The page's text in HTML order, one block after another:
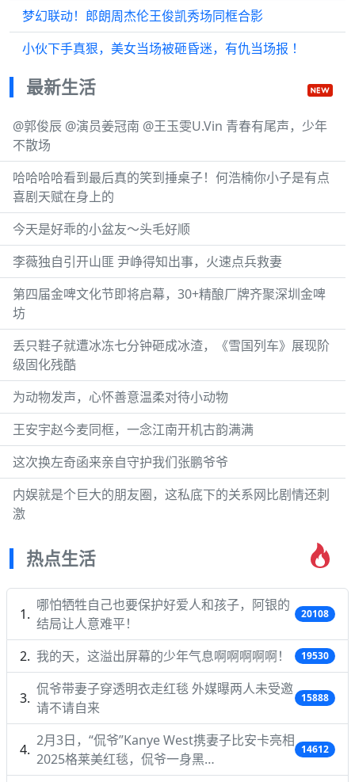
梦幻联动！郎朗周杰伦王俊凯秀场同框合影
小伙下手真狠，美女当场被砸昏迷，有仇当场报 ！
最新生活
@郭俊辰 @演员姜冠南 @王玉雯U.Vin 青春有尾声，少年
不散场
哈哈哈哈看到最后真的笑到捶桌子！何浩楠你小子是有点
喜剧天赋在身上的
今天是好乖的小盆友～头毛好顺
李薇独自引开山匪 尹峥得知出事，火速点兵救妻
第四届金啤文化节即将启幕，30+精酿厂牌齐聚深圳金啤
坊
丢只鞋子就遭冰冻七分钟砸成冰渣，《雪国列车》展现阶
级固化残酷
为动物发声，心怀善意温柔对待小动物
王安宇赵今麦同框，一念江南开机古韵满满
这次换左奇函来亲自守护我们张鹏爷爷
内娱就是个巨大的朋友圈，这私底下的关系网比剧情还刺
激
热点生活
哪怕牺牲自己也要保护好爱人和孩子，阿银的
结局让人意难平！
20108
我的天，这溢出屏幕的少年气息啊啊啊啊啊！ 19530
侃爷带妻子穿透明衣走红毯 外媒曝两人未受邀
请不请自来
15888
2月3日，“侃爷”Kanye West携妻子比安卡亮相
2025格莱美红毯，侃爷一身黑…
14612